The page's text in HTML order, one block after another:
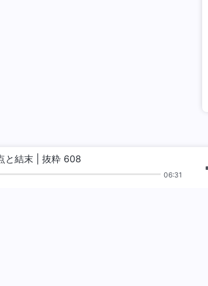
と結末 | 抜粋 608
06:31